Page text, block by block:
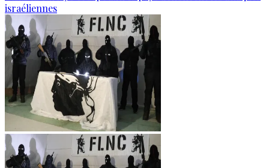
israéliennes